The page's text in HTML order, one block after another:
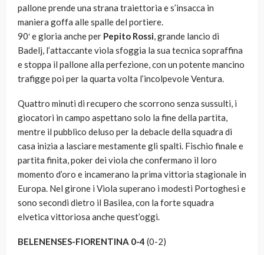
pallone prende una strana traiettoria e s’insacca in
maniera goffa alle spalle del portiere.
90′ e gloria anche per Pepito Rossi, grande lancio di
Badelj, l’attaccante viola sfoggia la sua tecnica sopraffina
e stoppa il pallone alla perfezione, con un potente mancino
trafigge poi per la quarta volta l’incolpevole Ventura.
Quattro minuti di recupero che scorrono senza sussulti, i
giocatori in campo aspettano solo la fine della partita,
mentre il pubblico deluso per la debacle della squadra di
casa inizia a lasciare mestamente gli spalti. Fischio finale e
partita finita, poker dei viola che confermano il loro
momento d’oro e incamerano la prima vittoria stagionale in
Europa. Nel girone i Viola superano i modesti Portoghesi e
sono secondi dietro il Basilea, con la forte squadra
elvetica vittoriosa anche quest’oggi.
BELENENSES-FIORENTINA 0-4 (0-2)